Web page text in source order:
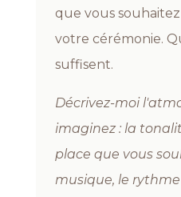
que vous
votre cérémonie.
suffisent.
Décrivez-moi
imaginez : la
place que vous
musique, le